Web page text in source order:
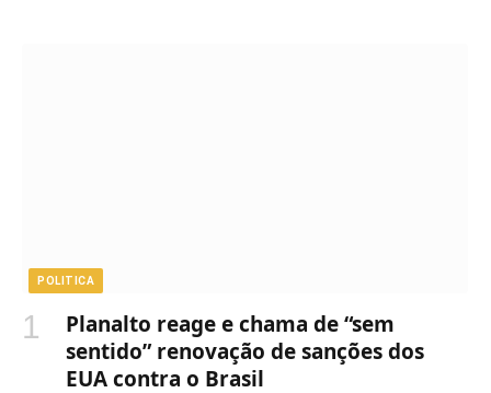
POLITICA
Planalto reage e chama de “sem
sentido” renovação de sanções dos
EUA contra o Brasil